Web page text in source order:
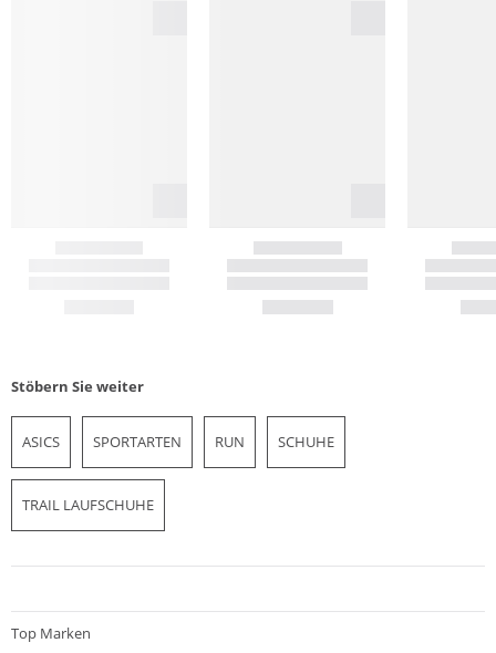
Stöbern Sie weiter
ASICS SPORTARTEN RUN SCHUHE
TRAIL LAUFSCHUHE
Top Marken